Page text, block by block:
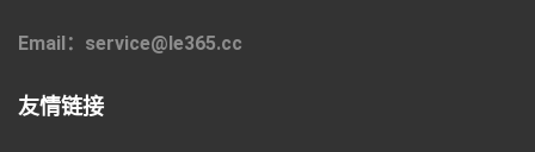
Email：service@le365.cc
友情链接